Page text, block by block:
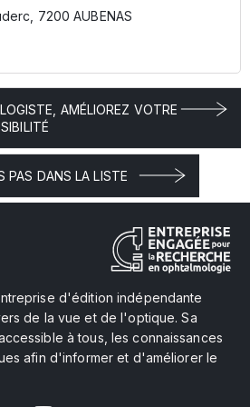
7200 AUBENAS
AMÉLIOREZ VOTRE
PAS DANS LA LISTE
d'édition indépendante
de la vue et de l'optique. Sa
à tous, les connaissances
afin d'informer et d'améliorer le